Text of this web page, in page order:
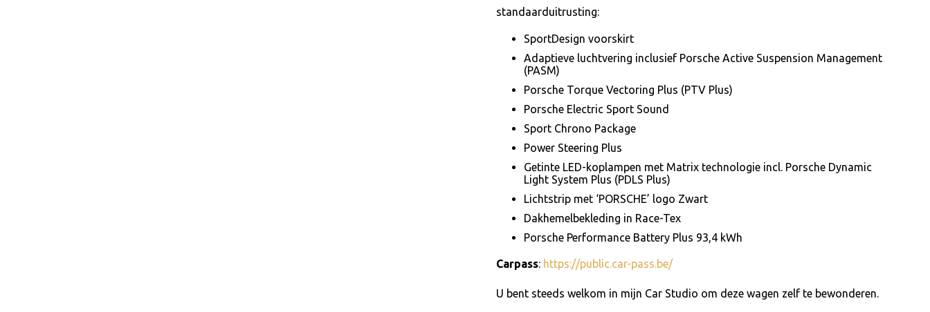
standaarduitrusting:
SportDesign voorskirt
Adaptieve luchtvering inclusief Porsche Active Suspension Management
(PASM)
Porsche Torque Vectoring Plus (PTV Plus)
Porsche Electric Sport Sound
Sport Chrono Package
Power Steering Plus
Getinte LED-koplampen met Matrix technologie incl. Porsche Dynamic
Light System Plus (PDLS Plus)
Lichtstrip met ‘PORSCHE’ logo Zwart
Dakhemelbekleding in Race-Tex
Porsche Performance Battery Plus 93,4 kWh
Carpass: https://public.car-pass.be/
U bent steeds welkom in mijn Car Studio om deze wagen zelf te bewonderen.